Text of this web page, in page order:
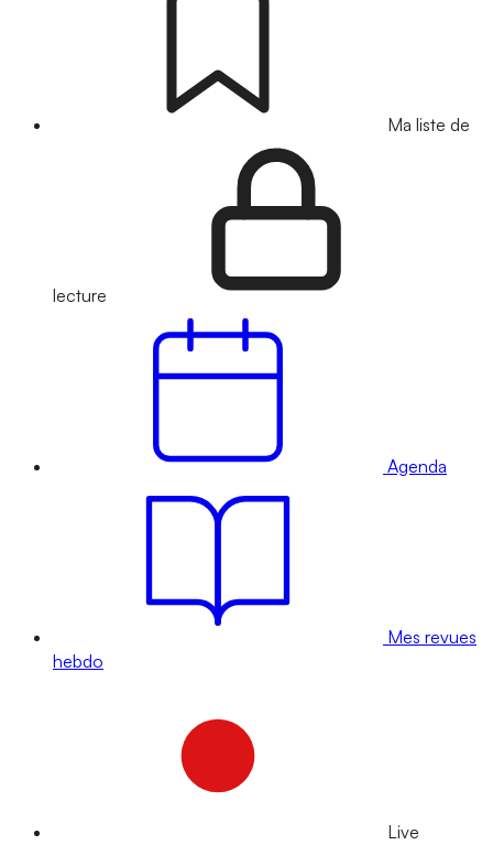
Ma liste de
lecture
Agenda
Mes revues
hebdo
Live